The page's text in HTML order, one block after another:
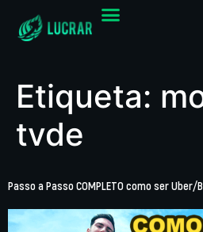
Etiqueta:
tvde
Passo a Passo COMPLETO como ser Uber/